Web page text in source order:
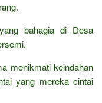
bahagia di Desa
menikmati keindahan
yang mereka cintai